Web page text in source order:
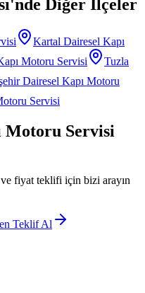
'nde Diğer İlçeler
Kartal Dairesel Kapı
Motoru Servisi
Tuzla
Dairesel Kapı Motoru
Servisi
Motoru Servisi
fiyat teklifi için bizi arayın
Teklif Al